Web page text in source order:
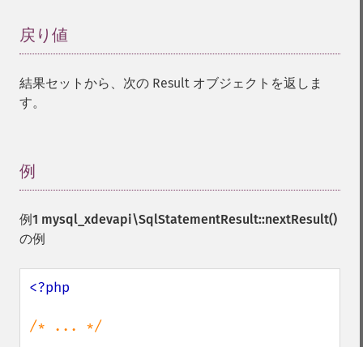
戻り値
結果セットから、次の Result オブジェクトを返しま
す。
例
例1 mysql_xdevapi\SqlStatementResult::nextResult()
の例
<?php
/* ... */